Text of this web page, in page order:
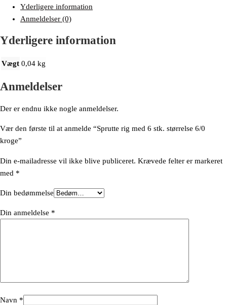
Yderligere information
Anmeldelser (0)
Yderligere information
Vægt 0,04 kg
Anmeldelser
Der er endnu ikke nogle anmeldelser.
Vær den første til at anmelde “Sprutte rig med 6 stk. størrelse 6/0
kroge”
Din e-mailadresse vil ikke blive publiceret. Krævede felter er markeret
med *
Din bedømmelse
Din anmeldelse *
Navn *